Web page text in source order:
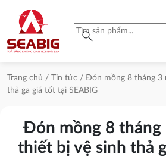
search
Trang chủ / Tin tức / Đón mồng 8 tháng 3
thả ga giá tốt tại SEABIG
Đón mồng 8 tháng
thiết bị vệ sinh thả